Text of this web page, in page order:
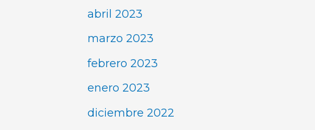
abril 2023
marzo 2023
febrero 2023
enero 2023
diciembre 2022